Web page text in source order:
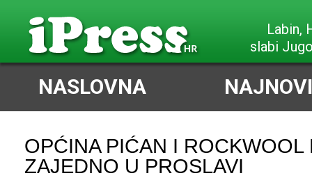
slabi
NASLOVNA
OPĆINA PIĆAN I ROCKWOOL
ZAJEDNO U PROSLAVI